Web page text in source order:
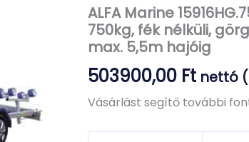
ALFA Marine
750kg, fék nélküli,
max. 5,5m hajóig
503900,00 Ft nettó (
Vásárlást segítő további